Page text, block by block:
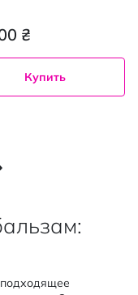
₴
Купить
reading page
Страница
Следующее